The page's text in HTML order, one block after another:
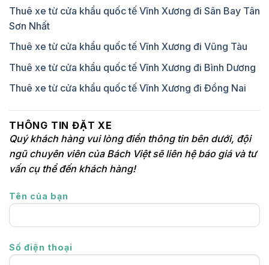
Thuê xe từ cửa khẩu quốc tế Vĩnh Xương đi Sân Bay Tân
Sơn Nhất
Thuê xe từ cửa khẩu quốc tế Vĩnh Xương đi Vũng Tàu
Thuê xe từ cửa khẩu quốc tế Vĩnh Xương đi Bình Dương
Thuê xe từ cửa khẩu quốc tế Vĩnh Xương đi Đồng Nai
THÔNG TIN ĐẶT XE
Quý khách hàng vui lòng điền thông tin bên dưới, đội
ngũ chuyên viên của Bách Việt sẽ liên hệ báo giá và tư
vấn cụ thể đến khách hàng!
Tên của bạn
Số điện thoại